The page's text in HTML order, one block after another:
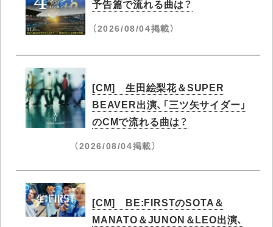
予告篇で流れる曲は？
（2026/08/04掲載）
[CM] 生田絵梨花＆SUPER
BEAVER出演、「三ツ矢サイダー」
のCMで流れる曲は？
（2026/08/04掲載）
[CM] BE:FIRSTのSOTA＆
MANATO＆JUNON＆LEO出演、